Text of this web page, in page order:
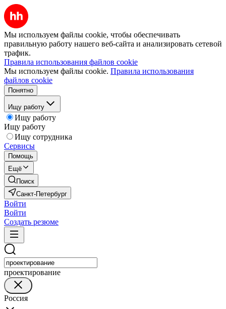
Мы используем файлы cookie, чтобы обеспечивать
правильную работу нашего веб-сайта и анализировать сетевой
трафик.
Правила использования файлов cookie
Мы используем файлы cookie. Правила использования
файлов cookie
Понятно
Ищу работу
Ищу работу
Ищу работу
Ищу сотрудника
Сервисы
Помощь
Ещё
Поиск
Санкт-Петербург
Войти
Войти
Создать резюме
проектирование
Россия